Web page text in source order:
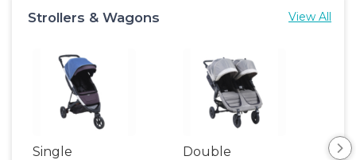
Strollers & Wagons View All
Single
Double